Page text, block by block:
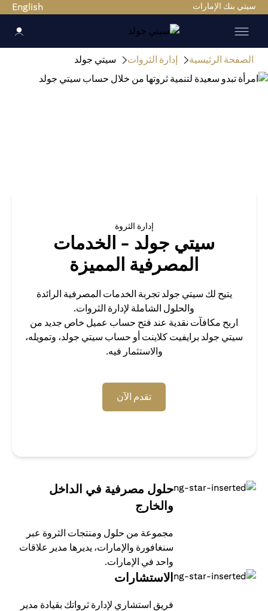
سيتي بنك الإمارات English
الصفحة الرئيسية إدارة الثروات سيتي جولد
إدارة الثروة
سيتي جولد - الخدمات
المصرفية المميزة
يتيح لك سيتي جولد تجربة الخدمات المصرفية الرائدة
والحلول الشاملة لإدارة الثروات.
اربح مكافآت نقدية عند فتح حساب عميل خاص جديد من
سيتي جولد برايفيت كلاينت أو حساب سيتي جولد، وتمويله،
والاستثمار فيه.
تقدم الآن
حلول مصرفية في الداخل
والخارج
مجموعة من حلول ومنتجات الثروة عبر
سنغافورة والإمارات، يديرها مدير علاقات
واحد في الإمارات.
الاستشارات
فريق استشاري لإدارة ثرواتك بقيادة مدير